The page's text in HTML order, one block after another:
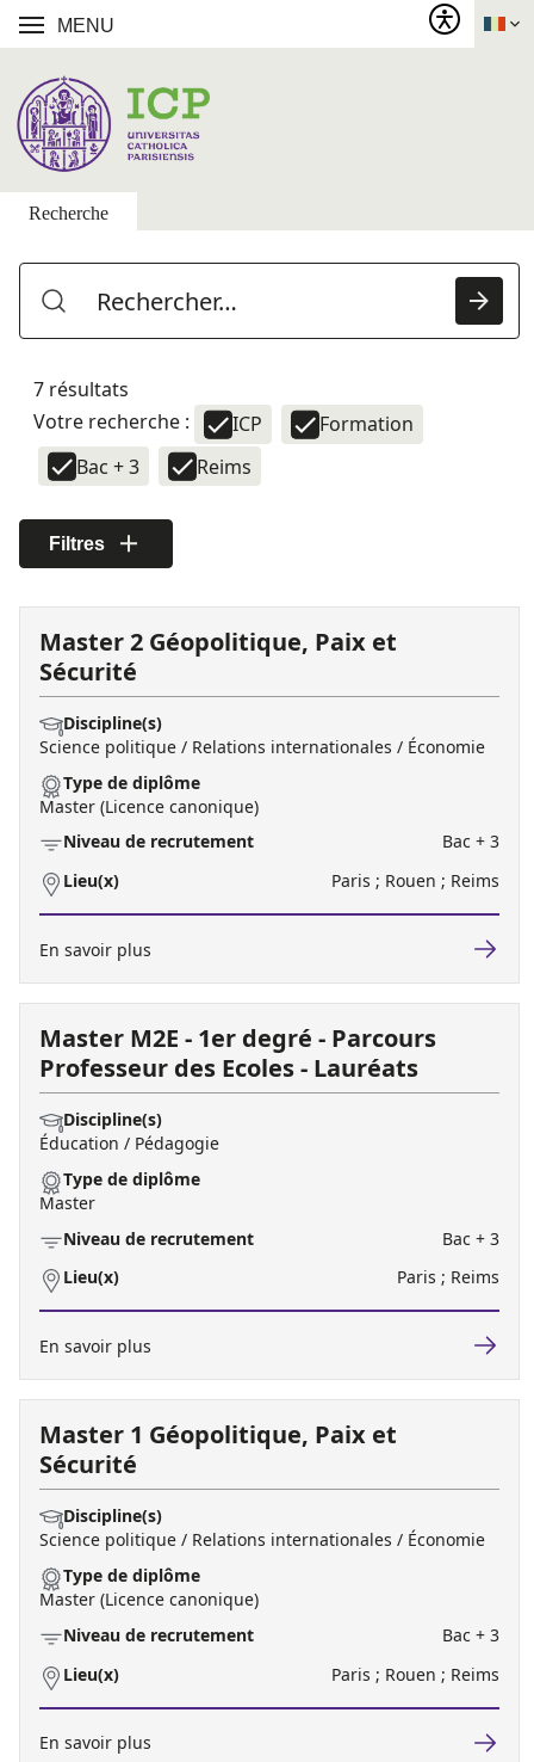
MENU
Recherche
7 résultats
Votre recherche :
ICP
Formation
Bac + 3
Reims
Filtres
Master 2 Géopolitique, Paix et
Sécurité
Discipline(s)
Science politique / Relations internationales / Économie
Type de diplôme
Master (Licence canonique)
Niveau de recrutement
Bac + 3
Lieu(x)
Paris ; Rouen ; Reims
En savoir plus
Master M2E - 1er degré - Parcours
Professeur des Ecoles - Lauréats
Discipline(s)
Éducation / Pédagogie
Type de diplôme
Master
Niveau de recrutement
Bac + 3
Lieu(x)
Paris ; Reims
En savoir plus
Master 1 Géopolitique, Paix et
Sécurité
Discipline(s)
Science politique / Relations internationales / Économie
Type de diplôme
Master (Licence canonique)
Niveau de recrutement
Bac + 3
Lieu(x)
Paris ; Rouen ; Reims
En savoir plus